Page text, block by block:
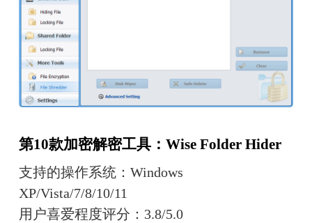
第10款加密解密工具：Wise Folder Hider
支持的操作系统：Windows
XP/Vista/7/8/10/11
用户喜爱程度评分：3.8/5.0